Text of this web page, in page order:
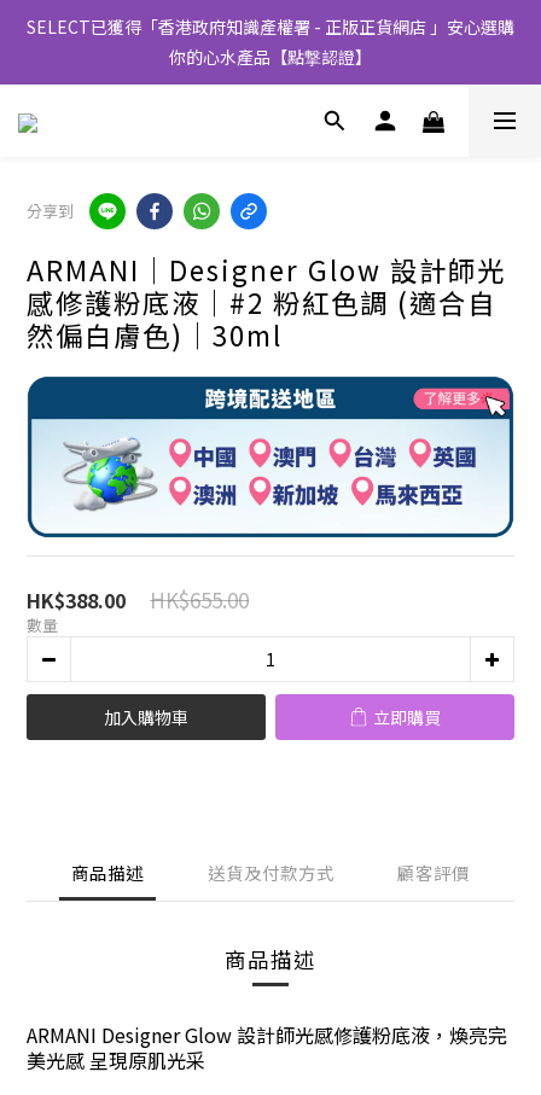
SELECT已獲得「香港政府知識產權署 - 正版正貨網店 」安心選購
你的心水產品【點撃認證】
分享到
ARMANI│Designer Glow 設計師光
感修護粉底液│#2 粉紅色調 (適合自
然偏白膚色)│30ml
HK$388.00 HK$655.00
數量
加入購物車 立即購買
商品描述 送貨及付款方式 顧客評價
商品描述
ARMANI Designer Glow 設計師光感修護粉底液，煥亮完
美光感 呈現原肌光采